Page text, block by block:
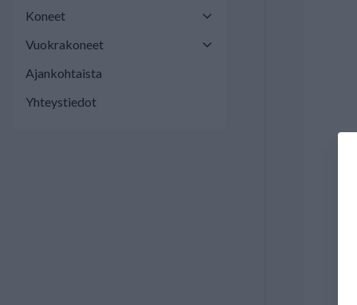
Koneet
Vuokrakoneet
Ajankohtaista
Yhteystiedot